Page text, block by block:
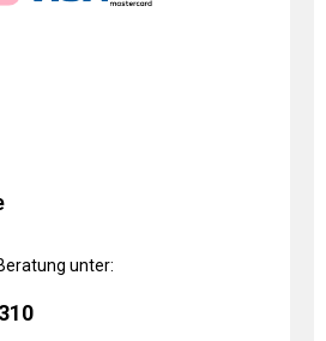
unter: